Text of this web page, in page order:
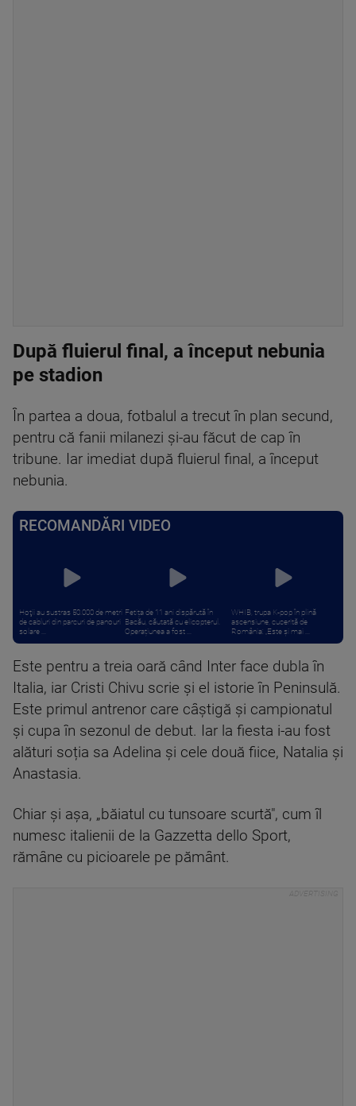
După fluierul final, a început nebunia
pe stadion
În partea a doua, fotbalul a trecut în plan secund,
pentru că fanii milanezi și-au făcut de cap în
tribune. Iar imediat după fluierul final, a început
nebunia.
RECOMANDĂRI VIDEO
Hoţii au sustras 50.000 de metri
de cabluri din parcuri de panouri
solare ...
Fetița de 11 ani dispărută în
Bacău, căutată cu elicopterul.
Operațiunea a fost ...
WHIB, trupa K-pop în plină
ascensiune, cucerită de
România: „Este și mai ...
Este pentru a treia oară când Inter face dubla în
Italia, iar Cristi Chivu scrie și el istorie în Peninsulă.
Este primul antrenor care câștigă și campionatul
și cupa în sezonul de debut. Iar la fiesta i-au fost
alături soția sa Adelina și cele două fiice, Natalia și
Anastasia.
Chiar și așa, „băiatul cu tunsoare scurtă", cum îl
numesc italienii de la Gazzetta dello Sport,
rămâne cu picioarele pe pământ.